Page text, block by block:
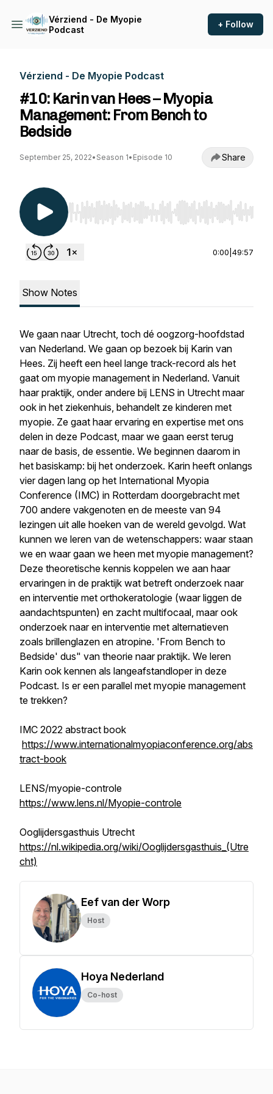
Vérziend - De Myopie
Podcast
+ Follow
Vérziend - De Myopie Podcast
#10: Karin van Hees – Myopia
Management: From Bench to
Bedside
September 25, 2022• Season 1• Episode 10 Share
Use Left/Right to seek, Home/End to jump to
0:00 49:57
Show Notes
We gaan naar Utrecht, toch dé oogzorg-hoofdstad
van Nederland. We gaan op bezoek bij Karin van
Hees. Zij heeft een heel lange track-record als het
gaat om myopie management in Nederland. Vanuit
haar praktijk, onder andere bij LENS in Utrecht maar
ook in het ziekenhuis, behandelt ze kinderen met
myopie. Ze gaat haar ervaring en expertise met ons
delen in deze Podcast, maar we gaan eerst terug
naar de basis, de essentie. We beginnen daarom in
het basiskamp: bij het onderzoek. Karin heeft onlangs
vier dagen lang op het International Myopia
Conference (IMC) in Rotterdam doorgebracht met
700 andere vakgenoten en de meeste van 94
lezingen uit alle hoeken van de wereld gevolgd. Wat
kunnen we leren van de wetenschappers: waar staan
we en waar gaan we heen met myopie management?
Deze theoretische kennis koppelen we aan haar
ervaringen in de praktijk wat betreft onderzoek naar
en interventie met orthokeratologie (waar liggen de
aandachtspunten) en zacht multifocaal, maar ook
onderzoek naar en interventie met alternatieven
zoals brillenglazen en atropine. 'From Bench to
Bedside' dus" van theorie naar praktijk. We leren
Karin ook kennen als langeafstandloper in deze
Podcast. Is er een parallel met myopie management
te trekken?
IMC 2022 abstract book
https://www.internationalmyopiaconference.org/abs
tract-book
LENS/myopie-controle
https://www.lens.nl/Myopie-controle
Ooglijdersgasthuis Utrecht
https://nl.wikipedia.org/wiki/Ooglijdersgasthuis_(Utre
cht)
Eef van der Worp
Host
Hoya Nederland
Co-host